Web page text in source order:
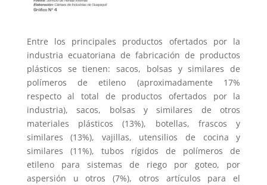
Entre los principales productos ofertados por la
industria ecuatoriana de fabricación de productos
plásticos se tienen: sacos, bolsas y similares de
polímeros de etileno (aproximadamente 17%
respecto al total de productos ofertados por la
industria), sacos, bolsas y similares de otros
materiales plásticos (13%), botellas, frascos y
similares (13%), vajillas, utensilios de cocina y
similares (11%), tubos rígidos de polímeros de
etileno para sistemas de riego por goteo, por
aspersión u otros (7%), otros artículos para el